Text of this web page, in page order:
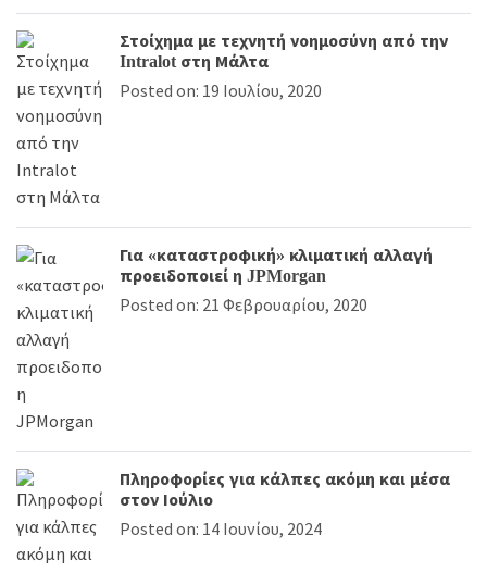
Στοίχημα με τεχνητή νοημοσύνη από την
Intralot στη Μάλτα
Posted on: 19 Ιουλίου, 2020
Για «καταστροφική» κλιματική αλλαγή
προειδοποιεί η JPMorgan
Posted on: 21 Φεβρουαρίου, 2020
Πληροφορίες για κάλπες ακόμη και μέσα
στον Ιούλιο
Posted on: 14 Ιουνίου, 2024